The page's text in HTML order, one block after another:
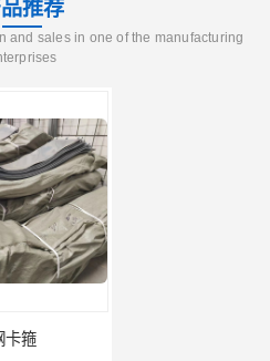
推荐
and sales in one of the manufacturing